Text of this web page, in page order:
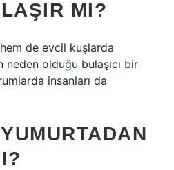
MI?
de evcil kuşlarda
olduğu bulaşıcı bir
insanları da